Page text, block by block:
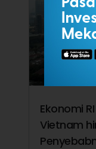
Ekonomi
Vietnam